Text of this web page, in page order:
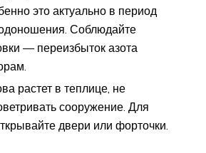
это актуально в период
Соблюдайте
— переизбыток азота
растет в теплице, не
сооружение. Для
двери или форточки.